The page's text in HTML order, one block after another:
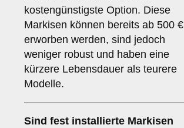
kostengünstigste Option. Diese
Markisen können bereits ab 500 €
erworben werden, sind jedoch
weniger robust und haben eine
kürzere Lebensdauer als teurere
Modelle.
Sind fest installierte Markisen